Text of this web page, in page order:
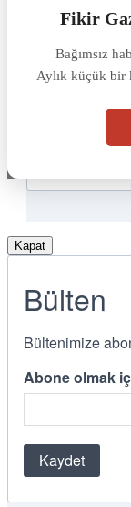
Fikir
Bağımsız
Aylık küçük bir
Kapat